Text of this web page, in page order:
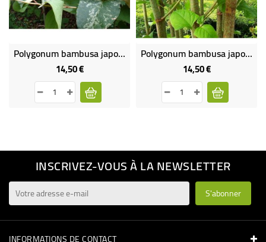
Polygonum bambusa japonica variegata
14,50 €Prix
Polygonum bambusa japonica
14,50 €Prix
INSCRIVEZ-VOUS À LA NEWSLETTER